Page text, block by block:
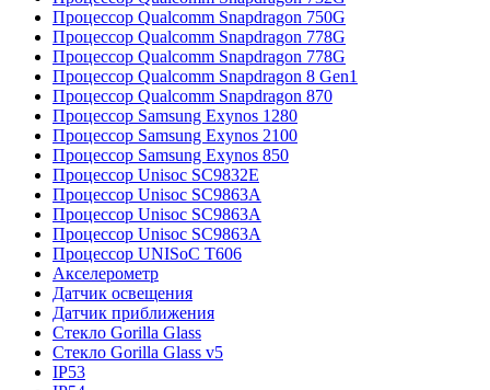
Процессор Qualcomm Snapdragon 750G
Процессор Qualcomm Snapdragon 778G
Процессор Qualcomm Snapdragon 778G
Процессор Qualcomm Snapdragon 8 Gen1
Процессор Qualcomm Snapdragon 870
Процессор Samsung Exynos 1280
Процессор Samsung Exynos 2100
Процессор Samsung Exynos 850
Процессор Unisoc SC9832E
Процессор Unisoc SC9863A
Процессор Unisoc SC9863A
Процессор Unisoc SC9863A
Процессор UNISoC T606
Акселерометр
Датчик освещения
Датчик приближения
Стекло Gorilla Glass
Стекло Gorilla Glass v5
IP53